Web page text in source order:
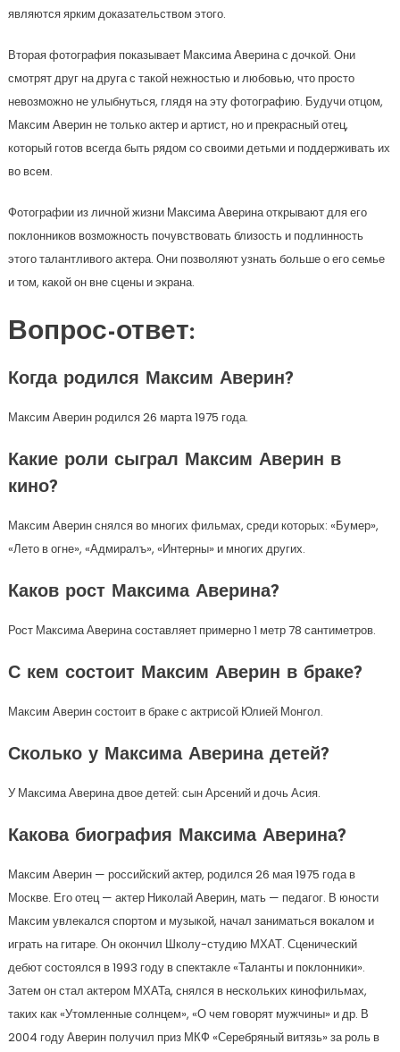
являются ярким доказательством этого.
Вторая фотография показывает Максима Аверина с дочкой. Они
смотрят друг на друга с такой нежностью и любовью, что просто
невозможно не улыбнуться, глядя на эту фотографию. Будучи отцом,
Максим Аверин не только актер и артист, но и прекрасный отец,
который готов всегда быть рядом со своими детьми и поддерживать их
во всем.
Фотографии из личной жизни Максима Аверина открывают для его
поклонников возможность почувствовать близость и подлинность
этого талантливого актера. Они позволяют узнать больше о его семье
и том, какой он вне сцены и экрана.
Вопрос-ответ:
Когда родился Максим Аверин?
Максим Аверин родился 26 марта 1975 года.
Какие роли сыграл Максим Аверин в
кино?
Максим Аверин снялся во многих фильмах, среди которых: «Бумер»,
«Лето в огне», «Адмиралъ», «Интерны» и многих других.
Каков рост Максима Аверина?
Рост Максима Аверина составляет примерно 1 метр 78 сантиметров.
С кем состоит Максим Аверин в браке?
Максим Аверин состоит в браке с актрисой Юлией Монгол.
Сколько у Максима Аверина детей?
У Максима Аверина двое детей: сын Арсений и дочь Асия.
Какова биография Максима Аверина?
Максим Аверин — российский актер, родился 26 мая 1975 года в
Москве. Его отец — актер Николай Аверин, мать — педагог. В юности
Максим увлекался спортом и музыкой, начал заниматься вокалом и
играть на гитаре. Он окончил Школу-студию МХАТ. Сценический
дебют состоялся в 1993 году в спектакле «Таланты и поклонники».
Затем он стал актером МХАТа, снялся в нескольких кинофильмах,
таких как «Утомленные солнцем», «О чем говорят мужчины» и др. В
2004 году Аверин получил приз МКФ «Серебряный витязь» за роль в